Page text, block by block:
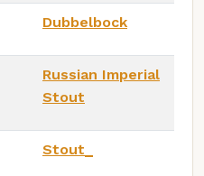
Dubbelbock
Russian Imperial
Stout
Stout_